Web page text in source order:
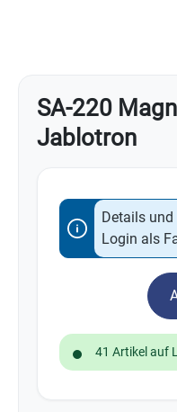
SA-220
Jablotron
Details und
Login als
41 Artikel auf